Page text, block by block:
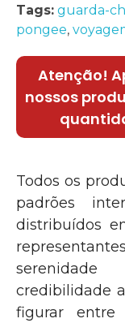
Tags: guarda-
pongee,
Atenção!
nossos
Todos os
padrões
distribuídos
credibilidade
figurar entre